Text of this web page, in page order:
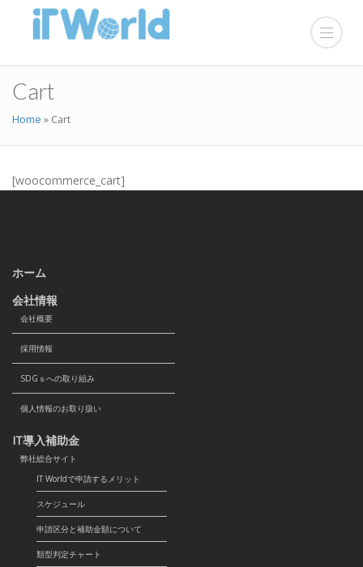
Cart
Home » Cart
[woocommerce_cart]
ホーム
会社情報
会社概要
採用情報
SDGｓへの取り組み
個人情報のお取り扱い
IT導入補助金
弊社総合サイト
IT Worldで申請するメリット
スケジュール
申請区分と補助金額について
類型判定チャート